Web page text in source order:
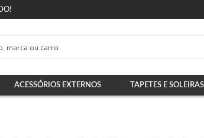
ACESSÓRIOS EXTERNOS TAPETES E SOLEIRAS